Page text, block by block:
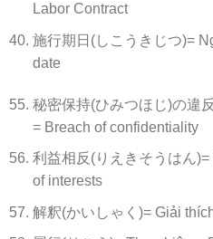
Labor Contract
施行期日(しこうきじつ)=
date
秘密保持(ひみつほじ)の違
= Breach of confidentiality
利益相反(りえきそうはん
of interests
解釈(かいしゃく)= Giải